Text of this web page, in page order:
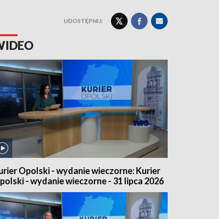
UDOSTĘPNIJ:
Opolski - wydanie wieczorne: Kurier
- wydanie wieczorne - 31 lipca 2026